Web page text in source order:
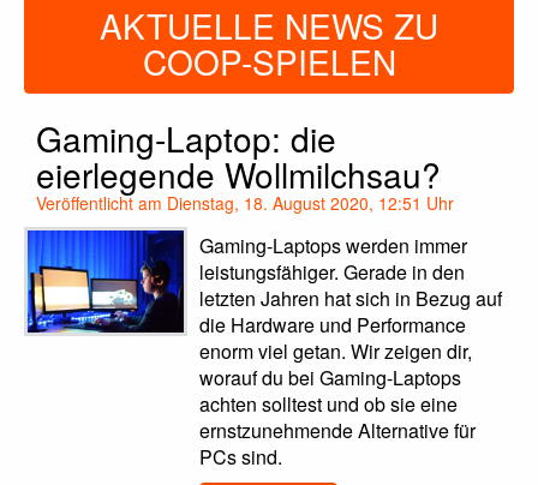
AKTUELLE NEWS ZU
COOP-SPIELEN
Gaming-Laptop: die
eierlegende Wollmilchsau?
Veröffentlicht am Dienstag, 18. August 2020, 12:51 Uhr
Gaming-Laptops werden immer
leistungsfähiger. Gerade in den
letzten Jahren hat sich in Bezug auf
die Hardware und Performance
enorm viel getan. Wir zeigen dir,
worauf du bei Gaming-Laptops
achten solltest und ob sie eine
ernstzunehmende Alternative für
PCs sind.